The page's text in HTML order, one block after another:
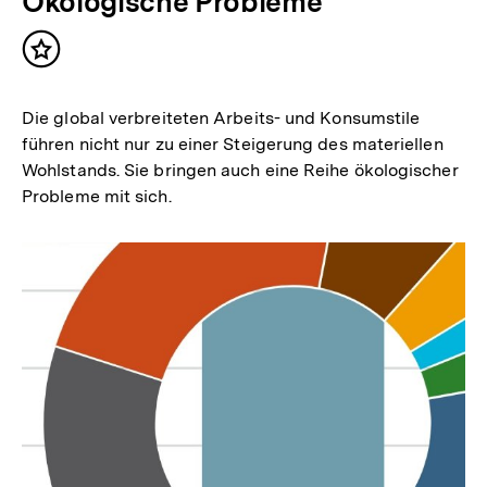
Inhalt
Die global verbreiteten Arbeits- und Konsumstile
führen nicht nur zu einer Steigerung des materiellen
Wohlstands. Sie bringen auch eine Reihe ökologischer
Probleme mit sich.